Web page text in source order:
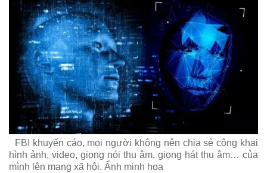
FBI khuyến cáo, mọi người không nên chia sẻ công khai
hình ảnh, video, giọng nói thu âm, giọng hát thu âm… của
mình lên mạng xã hội. Ẩnh minh họa